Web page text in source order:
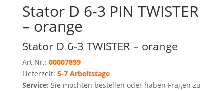
Stator D 6-3 PIN TWISTER
– orange
Stator D 6-3 TWISTER – orange
Art.Nr.: 00007899
Lieferzeit: 5-7 Arbeitstage
Service: Sie möchten bestellen oder haben Fragen zu